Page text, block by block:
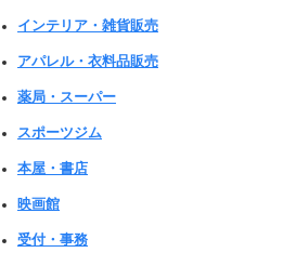
インテリア・雑貨販売
アパレル・衣料品販売
薬局・スーパー
スポーツジム
本屋・書店
映画館
受付・事務